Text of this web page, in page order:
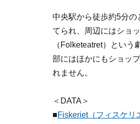
中央駅から徒歩約5分
てられ、周辺にはショ
（Folketeatret）とい
部にはほかにもショッ
れません。
＜DATA＞
■Fiskeriet（フィスケリ